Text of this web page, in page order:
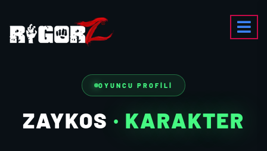
OYUNCU PROFILI
ZAYKOS · KARAKTER